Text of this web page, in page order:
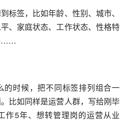
标签，比如年龄、性别、城市、
、家庭状态、工作状态、性格特
……
的时候，把不同标签排列组合一
比如同样是运营人群，写给刚毕
作5年、想转管理岗的运营从业